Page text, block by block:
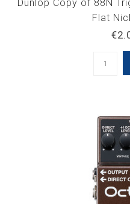
Dunlop Copy of 88N
Flat